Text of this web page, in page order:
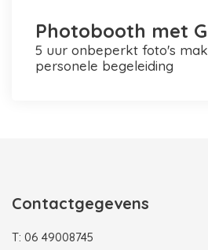
Photobooth met
5 uur onbeperkt foto's maken en printen +
personele begeleiding
Contactgegevens
T: 06 49008745